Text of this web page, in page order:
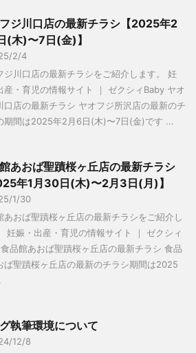
ジ川口店の最新チラシ【2025年2
(木)〜7日(金)】
2/4
ジ川口店の最新チラシをご紹介します。 妊
産・育児の情報サイト ｜ ゼクシィBaby ヤオ
口店の最新チラシ ヤオフジ所沢店の最新のチ
期間は2025年2月6日(木)〜7日(金)です ...
あおば聖蹟桜ヶ丘店の最新チラシ
年1月30日(木)〜2月3日(月)】
1/30
あおば聖蹟桜ヶ丘店の最新チラシをご紹介し
妊娠・出産・育児の情報サイト ｜ ゼクシィ
品館あおば聖蹟桜ヶ丘店の最新チラシ 食品
ば聖蹟桜ヶ丘店の最新のチラシ期間は2025
執筆環境について
12/8